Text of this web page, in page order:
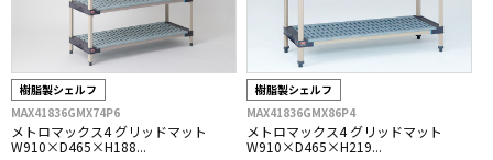
樹脂製シェルフ
MAX41836GMX74P6
メトロマックス4 グリッドマット
W910×D465×H188...
樹脂製シェルフ
MAX41836GMX86P4
メトロマックス4 グリッドマット
W910×D465×H219...